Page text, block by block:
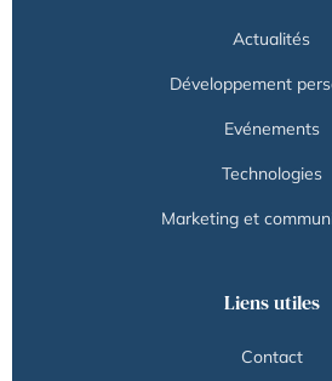
Actualités
Développement
Evénements
Technologies
Marketing et
Liens utiles
Contact